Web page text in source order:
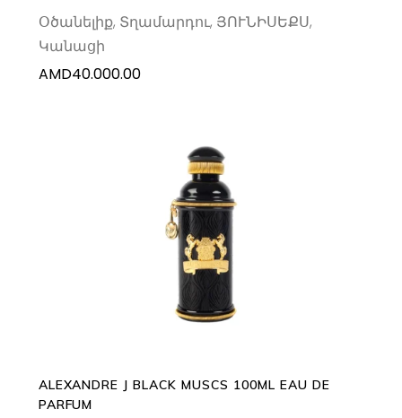
Օծանելիք, Տղամարդու, ՅՈՒՆԻՍԵՔՍ,
Կանացի
AMD40.000.00
ADD TO CART
ALEXANDRE J BLACK MUSCS 100ML EAU DE
PARFUM